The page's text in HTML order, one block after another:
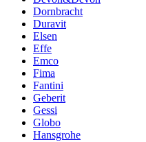
Dornbracht
Duravit
Elsen
Effe
Emco
Fima
Fantini
Geberit
Gessi
Globo
Hansgrohe